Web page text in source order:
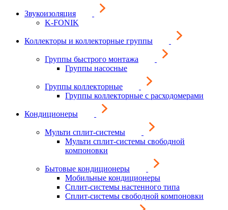
Звукоизоляция
K-FONIK
Коллекторы и коллекторные группы
Группы быстрого монтажа
Группы насосные
Группы коллекторные
Группы коллекторные с расходомерами
Кондиционеры
Мульти сплит-системы
Мульти сплит-системы свободной
компоновки
Бытовые кондиционеры
Мобильные кондиционеры
Сплит-системы настенного типа
Сплит-системы свободной компоновки